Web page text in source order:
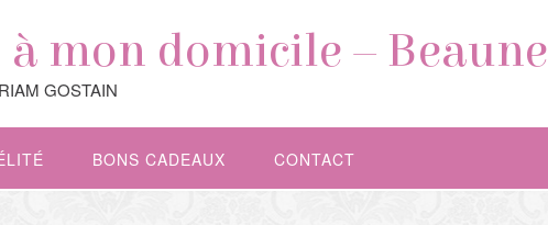
mon domicile – Beaune
GOSTAIN
BONS CADEAUX CONTACT